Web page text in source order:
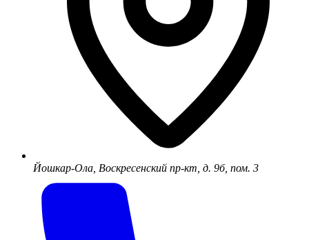
Йошкар-Ола, Воскресенский пр-кт, д. 9б, пом. 3